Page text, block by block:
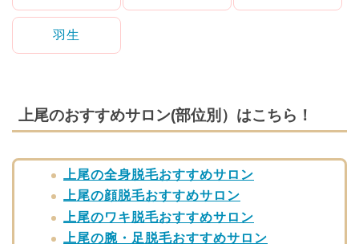
羽生
上尾のおすすめサロン(部位別）はこちら！
上尾の全身脱毛おすすめサロン
上尾の顔脱毛おすすめサロン
上尾のワキ脱毛おすすめサロン
上尾の腕・足脱毛おすすめサロン